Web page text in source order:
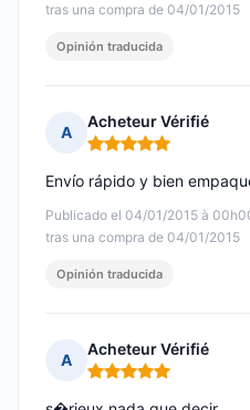
tras una compra de 04/01/2015
Opinión traducida
A
Acheteur Vérifié
Nota: 5 de 5
Publicado el 04/01/2015 à
tras una compra de 04/01/2015
Envío rápido y bien
Opinión traducida
A
Acheteur Vérifié
Nota: 5 de 5